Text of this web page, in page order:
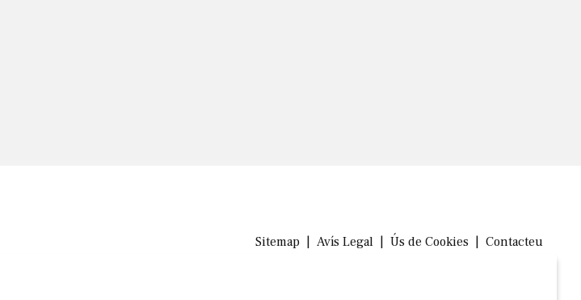
Sitemap Avís Legal Ús de Cookies Contacteu